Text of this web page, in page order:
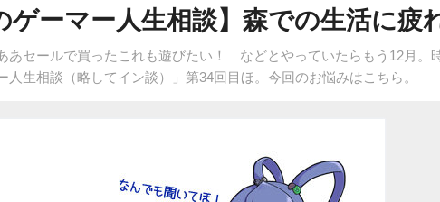
ゲーマー人生相談】森での生活に疲
あセールで買ったこれも遊びたい！ などとやっていたらもう12月
生相談（略してイン談）」第34回目ほ。今回のお悩みはこちら。